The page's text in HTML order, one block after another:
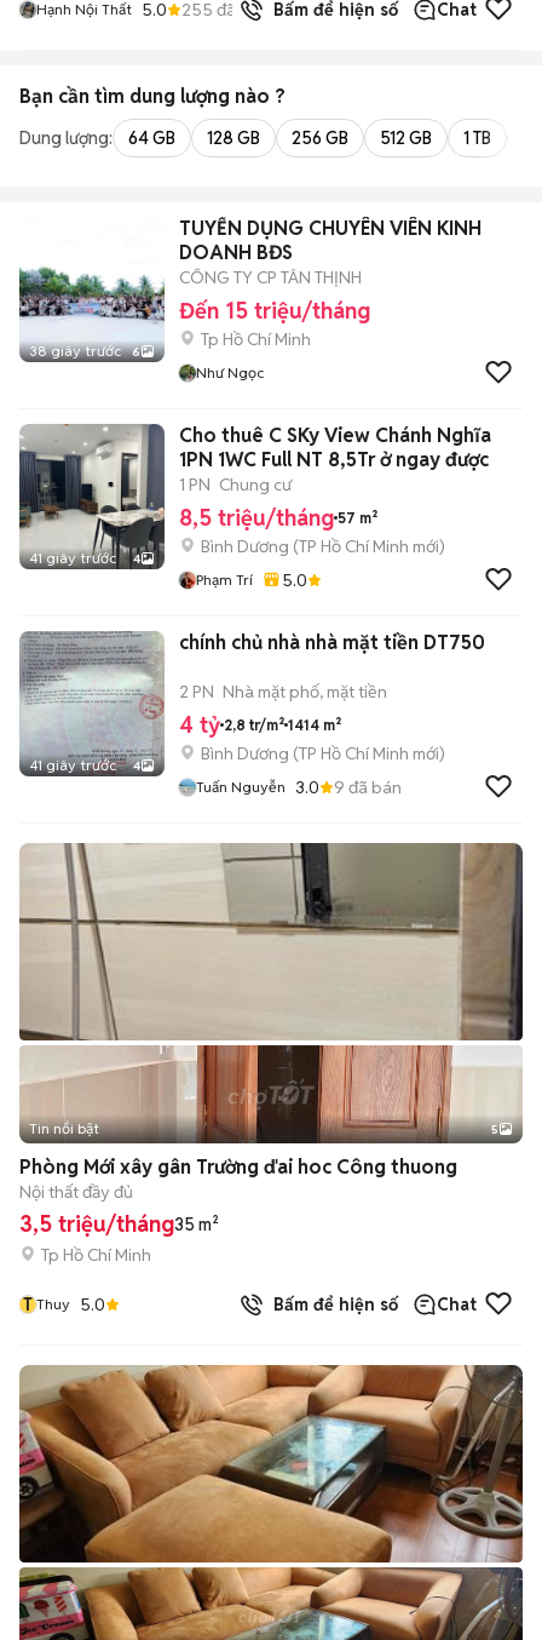
Hạnh Nội Thất 5.0 255 đã bán Bấm để hiện số Chat
Bạn cần tìm dung lượng nào ?
Dung lượng: 64 GB 128 GB 256 GB 512 GB 1 TB
38 giây trước 6
TUYỂN DỤNG CHUYÊN VIÊN KINH
DOANH BĐS
CÔNG TY CP TÂN THỊNH
Đến 15 triệu/tháng
Tp Hồ Chí Minh
Như Ngọc
41 giây trước 4
Cho thuê C SKy View Chánh Nghĩa
1PN 1WC Full NT 8,5Tr ở ngay được
1 PN Chung cư
8,5 triệu/tháng 57 m²
Bình Dương (TP Hồ Chí Minh mới)
Phạm Trí 5.0
41 giây trước 4
chính chủ nhà nhà mặt tiền DT750
2 PN Nhà mặt phố, mặt tiền
4 tỷ 2,8 tr/m² 1414 m²
Bình Dương (TP Hồ Chí Minh mới)
Tuấn Nguyễn 3.0 9 đã bán
Tin nổi bật 5
Phòng Mới xây gân Trường ďai hoc Công thuong
Nội thất đầy đủ
3,5 triệu/tháng35 m²
Tp Hồ Chí Minh
T Thuy 5.0 Bấm để hiện số Chat